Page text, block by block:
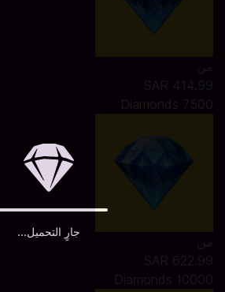
جارٍ التحميل...
من
SAR 414.99
7500 Diamonds
من
SAR 622.99
10000 Diamonds